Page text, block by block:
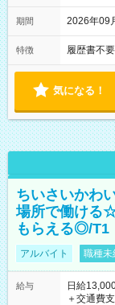
期間 2026年09
特徴 履歴書不要
気になる！
ちいさいかわ
場所で働ける
もらえる◎/T1
アルバイト 職種未
給与
日給
＋交通費支給 ★交通費全額支給！ ┗案件により規